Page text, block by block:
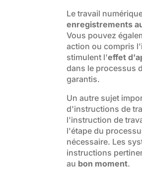
Le travail
enregistrements
Vous pouvez
action ou compris
stimulent l'effet
dans le processus
garantis.
Un autre sujet
d'instructions de
l'instruction de
l'étape du
nécessaire. Les
instructions
au bon moment.